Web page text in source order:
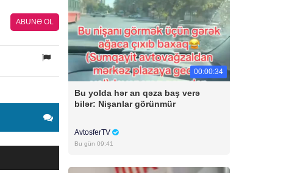
ABUNƏ OL
00:00:34
Bu yolda hər an qəza baş verə
bilər: Nişanlar görünmür
AvtosferTV
Bu gün 09:41